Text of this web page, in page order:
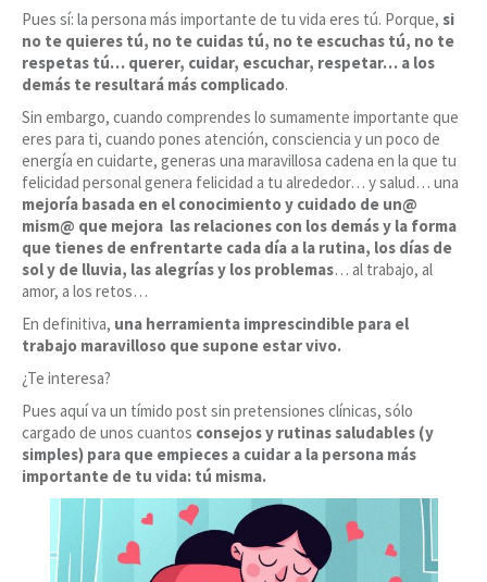
Pues sí: la persona más importante de tu vida eres tú. Porque, si
no te quieres tú, no te cuidas tú, no te escuchas tú, no te
respetas tú… querer, cuidar, escuchar, respetar… a los
demás te resultará más complicado.
Sin embargo, cuando comprendes lo sumamente importante que
eres para ti, cuando pones atención, consciencia y un poco de
energía en cuidarte, generas una maravillosa cadena en la que tu
felicidad personal genera felicidad a tu alrededor… y salud… una
mejoría basada en el conocimiento y cuidado de un@
mism@ que mejora las relaciones con los demás y la forma
que tienes de enfrentarte cada día a la rutina, los días de
sol y de lluvia, las alegrías y los problemas… al trabajo, al
amor, a los retos…
En definitiva, una herramienta imprescindible para el
trabajo maravilloso que supone estar vivo.
¿Te interesa?
Pues aquí va un tímido post sin pretensiones clínicas, sólo
cargado de unos cuantos consejos y rutinas saludables (y
simples) para que empieces a cuidar a la persona más
importante de tu vida: tú misma.